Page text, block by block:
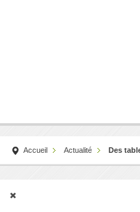
Accueil Actualité Des